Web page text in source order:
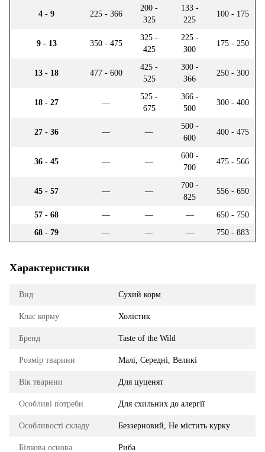
4 - 9 225 - 366
200 -
325
133 -
225
100 - 175
9 - 13 350 - 475
325 -
425
225 -
300
175 - 250
13 - 18 477 - 600
425 -
525
300 -
366
250 - 300
18 - 27 —
525 -
675
366 -
500
300 - 400
27 - 36 — —
500 -
600
400 - 475
36 - 45 — —
600 -
700
475 - 566
45 - 57 — —
700 -
825
556 - 650
57 - 68 — — —
650 - 750
68 - 79
— — — 750 - 883
Характеристики
Вид Сухий корм
Клас корму Холістик
Бренд Taste of the Wild
Розмір тварини Малі, Середні, Великі
Вік тварини Для цуценят
Особливі потреби Для схильних до алергії
Особливості складу Беззерновий, Не містить курку
Білкова основа Риба